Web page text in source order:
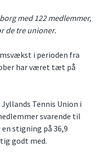
med 122 medlemmer,
de tre unioner.
i perioden fra
har været tæt på
Tennis Union i
svarende til
en stigning på 36,9
godt med.